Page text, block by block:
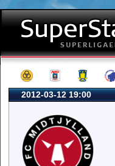
2012-03-12 19:00